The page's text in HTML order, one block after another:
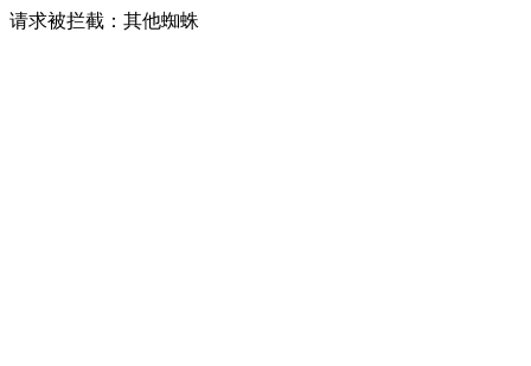
请求被拦截：其他蜘蛛